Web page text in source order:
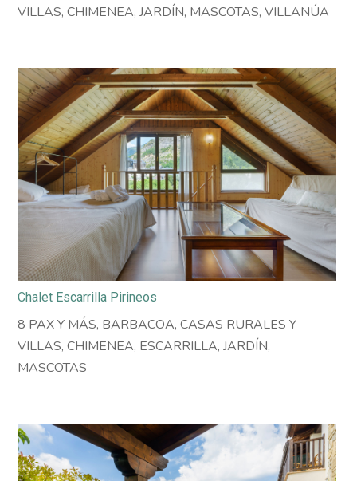
VILLAS,CHIMENEA,JARDÍN, MASCOTAS,VILLANÚA
Chalet Escarrilla Pirineos
8 PAX Y MÁS, BARBACOA,CASAS RURALES Y
VILLAS,CHIMENEA, ESCARRILLA,JARDÍN,
MASCOTAS